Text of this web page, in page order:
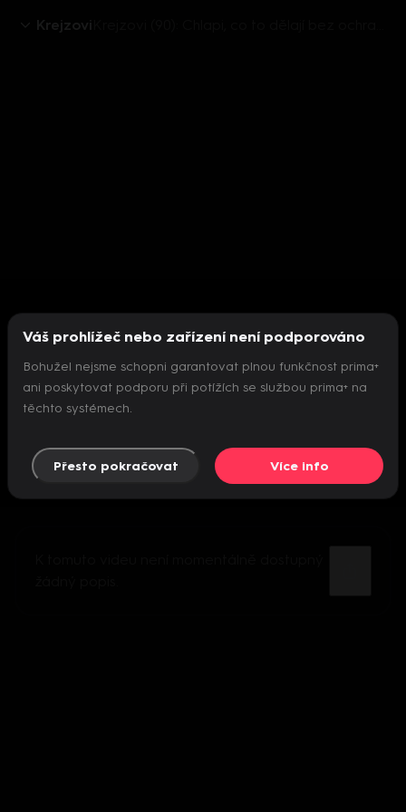
Krejzovi
Nepodařilo se inicializovat přehrávač
Váš prohlížeč nebo zařízení není podporováno
Bohužel nejsme schopni garantovat plnou funkčnost prima+
ani poskytovat podporu při potížích se službou prima+ na
těchto systémech.
Přesto pokračovat Více info